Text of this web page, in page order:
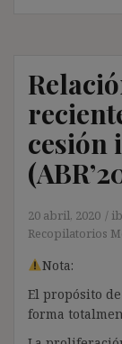
cesión
20 abril, 2020
Recopilatorios
Nota:
El propósito
forma